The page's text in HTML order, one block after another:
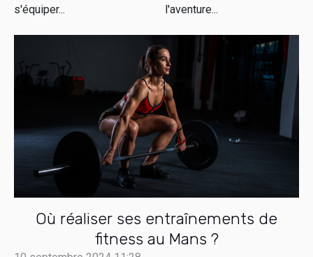
s'équiper...
l'aventure...
Où réaliser ses entraînements de
fitness au Mans ?